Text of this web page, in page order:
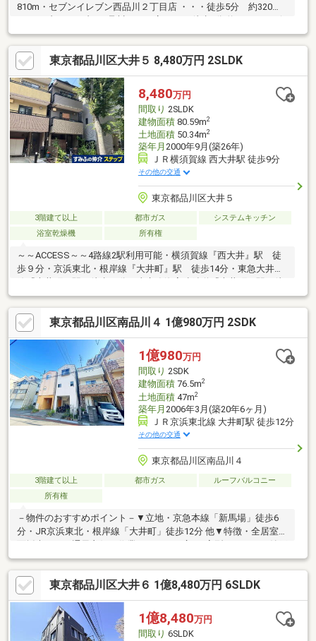
810m・セブンイレブン西品川２丁目店 ・・・徒歩5分 約320
病院 内科 三ッ木診療所・・・ 徒歩3分 約190 m・しながわ中央
公園 ・・・徒歩6分 約420 m・品川区役所・・・ 徒歩7分 約
520 m・キッズガーデン西品川・・・ 徒歩3分 約170 m・三木小
学校 ・・・徒歩 約520 m・大崎中学校・・・徒歩 約 690 m・
大井町トラックス・・・徒歩14分 約950m話題の「大井町トラッ
クス」徒歩圏
東京都品川区大井５ 8,480万円 2SLDK
8,480万円
間取り 2SLDK
建物面積80.59m2
土地面積50.34m2
築年月 2000年9月(築26年)
ＪＲ横須賀線 西大井駅 徒歩9分
その他の交通
東京都品川区大井５
3階建て以上 都市ガス
システムキッチン
浴室乾燥機
所有権
～～ACCESS～～4路線2駅利用可能・横須賀線『西大井』駅 徒
歩９分・京浜東北・根岸線『大井町』駅 徒歩14分・東急大井町
歩15分～～POINT～～・落ち着いたグレーとベージュを基調とし
た、スタイリッシュでモダンな外観デザイン・玄関前は十分な広
さがあります。～～周辺環境～～・セブン-イレブン大井店まで約
40m 徒歩１分・やまなか公園まで約100m 徒歩２分・文化堂
西大井店まで約600m 徒歩８分・ＯＩＭＡＣＨＩ ＴＲＡＣＫＳ
まで約1300m 徒歩１７分
東京都品川区南品川４ 1億980万円 2SDK
1億980万円
間取り 2SDK
建物面積76.5m2
土地面積47m2
築年月 2006年3月(築20年6ヶ月)
ＪＲ京浜東北線 大井町駅 徒歩12分
その他の交通
東京都品川区南品川４
3階建て以上 都市ガス
ルーフバルコニー
所有権
－物件のおすすめポイント－▼立地・京急本線「新馬場」徒歩6
分・JR京浜東北・根岸線「大井町」徒歩12分 他▼特徴・全居室3
約5.2帖は窓付き、多目的に活用可能・1・2・3階にトイレがあ
り、気兼ねなく利用可能・室内大変丁寧にお使いです▼設備・各
居室複層ガラス▼周辺環境・品川学園 徒歩6分(約420m)・子供の
森公園 徒歩4分(約320m)・まいばすけっと大井町駅北店 徒歩5分
(約350m)■ ご希望の住まい探しをお手伝いします
━━━━━・・・物件の詳細・ご相談はお気軽にお問い合わせく
ださい。
東京都品川区大井６ 1億8,480万円 6SLDK
1億8,480万円
間取り 6SLDK